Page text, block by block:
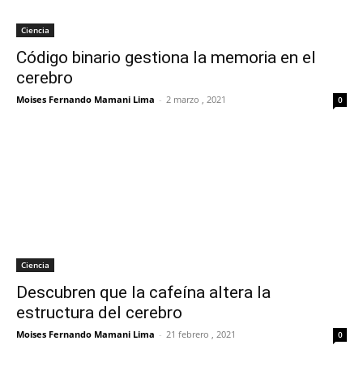
Ciencia
Código binario gestiona la memoria en el
cerebro
Moises Fernando Mamani Lima - 2 marzo , 2021 0
Ciencia
Descubren que la cafeína altera la
estructura del cerebro
Moises Fernando Mamani Lima - 21 febrero , 2021 0